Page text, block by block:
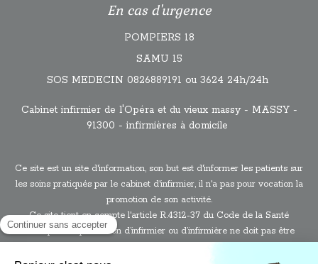
En cas d'urgence
POMPIERS 18
SAMU 15
SOS MEDECIN 0826889191 ou 3624 24h/24h
Cabinet infirmier de l'Opéra et du vieux massy - MASSY -
91300 - infirmières à domicile
Ce site est un site d'information, son but est d'informer les patients sur
les soins pratiqués par le cabinet d'infirmier, il n'a pas pour vocation la
promotion de son activité.
Ce site tient en compte l'article R.4312-37 du Code de la Santé
Publique : “la profession d’infirmier ou d’infirmière ne doit pas être